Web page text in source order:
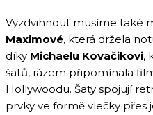
Vyzdvihnout musíme také
Maximové, která držela
díky Michaelu Kovačikovi,
šatů, rázem připomínala
Hollywoodu. Šaty spojují
prvky ve formě vlečky přes